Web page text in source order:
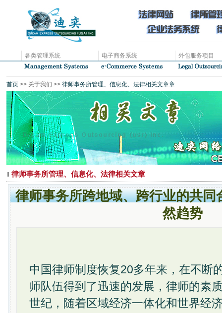
各类管理系统 电子商务系统 外包服务项目
首页 >> 关于我们 >> 律师事务所管理、信息化、法律相关文章章
律师事务所管理、信息化、法律相关文章
律师事务所跨地域、跨行业的共
然趋势
中国律师制度恢复20多年来，在不断
师队伍得到了迅速的发展，律师的素
世纪，随着区域经济一体化和世界经